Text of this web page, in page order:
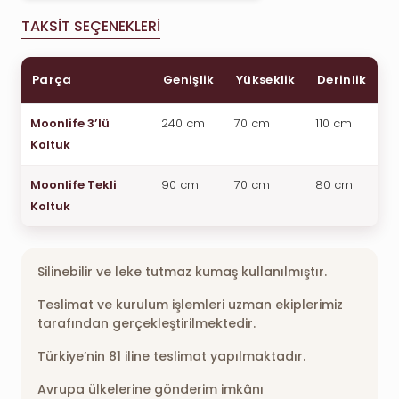
TAKSIT SEÇENEKLERI
Parça Genişlik Yükseklik Derinlik
Moonlife 3’lü
Koltuk
240 cm 70 cm 110 cm
Moonlife Tekli
Koltuk
90 cm 70 cm 80 cm
Silinebilir ve leke tutmaz kumaş kullanılmıştır.
Teslimat ve kurulum işlemleri uzman ekiplerimiz
tarafından gerçekleştirilmektedir.
Türkiye’nin 81 iline teslimat yapılmaktadır.
Avrupa ülkelerine gönderim imkânı